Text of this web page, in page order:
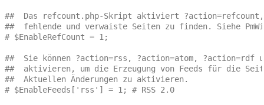
##  Das refcount.php-Skript aktiviert
##  fehlende und verwaiste Seiten zu finden. Siehe
# $EnableRefCount = 1;
##  Sie können ?action=rss, ?action=atom, ?action=rdf
##  aktivieren, um die Erzeugung von Feeds für die
##  Aktuellen Änderungen zu aktivieren.
# $EnableFeeds['rss'] = 1; # RSS 2.0